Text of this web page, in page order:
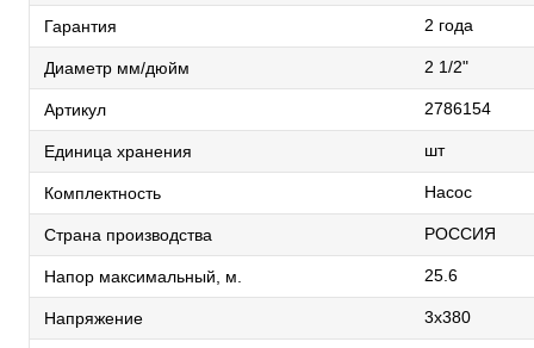
Гарантия 2 года
Диаметр мм/дюйм 2 1/2"
Артикул 2786154
Единица хранения шт
Комплектность Насос
Страна производства РОССИЯ
Напор максимальный, м. 25.6
Напряжение 3х380